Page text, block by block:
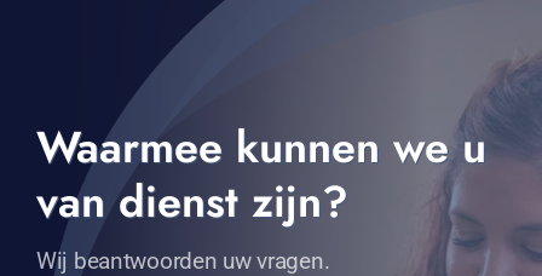
Waarmee kunnen we u
van dienst zijn?
Wij beantwoorden uw vragen.